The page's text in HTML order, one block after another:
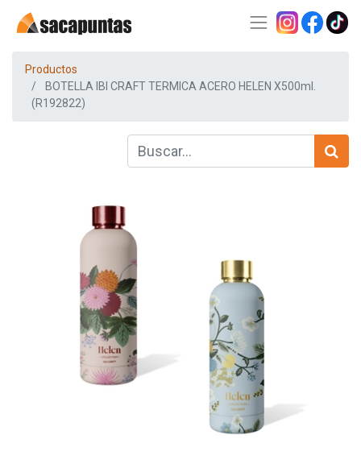
Productos
BOTELLA IBI CRAFT TERMICA ACERO HELEN X500ml.
(R192822)